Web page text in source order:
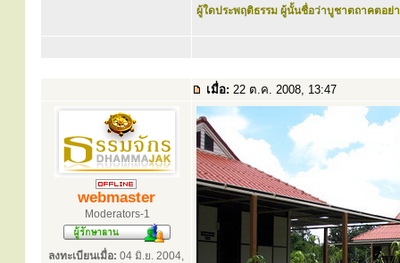
ผู้ใดประพฤติธรรม ผู้นั้นชื่อว่าบูชาตถาคตอย่า
เมื่อ: 22 ต.ค. 2008, 13:47
webmaster
Moderators-1
ลงทะเบียนเมื่อ: 04 มิ.ย. 2004,